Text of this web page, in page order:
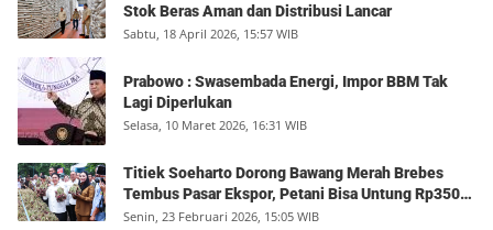
Stok Beras Aman dan Distribusi Lancar
Sabtu, 18 April 2026, 15:57 WIB
Prabowo : Swasembada Energi, Impor BBM Tak
Lagi Diperlukan
Selasa, 10 Maret 2026, 16:31 WIB
Titiek Soeharto Dorong Bawang Merah Brebes
Tembus Pasar Ekspor, Petani Bisa Untung Rp350
Juta per Hektare
Senin, 23 Februari 2026, 15:05 WIB